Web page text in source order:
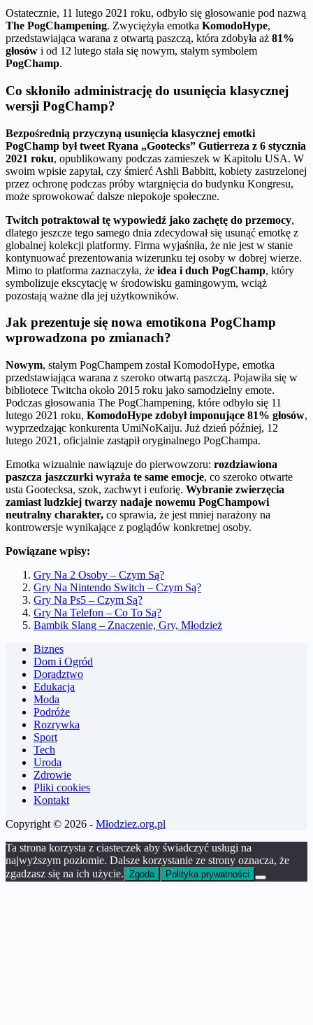
Ostatecznie, 11 lutego 2021 roku, odbyło się głosowanie pod nazwą
The PogChampening. Zwyciężyła emotka KomodoHype,
przedstawiająca warana z otwartą paszczą, która zdobyła aż 81%
głosów i od 12 lutego stała się nowym, stałym symbolem
PogChamp.
Co skłoniło administrację do usunięcia klasycznej
wersji PogChamp?
Bezpośrednią przyczyną usunięcia klasycznej emotki
PogChamp był tweet Ryana „Gootecks” Gutierreza z 6 stycznia
2021 roku, opublikowany podczas zamieszek w Kapitolu USA. W
swoim wpisie zapytał, czy śmierć Ashli Babbitt, kobiety zastrzelonej
przez ochronę podczas próby wtargnięcia do budynku Kongresu,
może sprowokować dalsze niepokoje społeczne.
Twitch potraktował tę wypowiedź jako zachętę do przemocy,
dlatego jeszcze tego samego dnia zdecydował się usunąć emotkę z
globalnej kolekcji platformy. Firma wyjaśniła, że nie jest w stanie
kontynuować prezentowania wizerunku tej osoby w dobrej wierze.
Mimo to platforma zaznaczyła, że idea i duch PogChamp, który
symbolizuje ekscytację w środowisku gamingowym, wciąż
pozostają ważne dla jej użytkowników.
Jak prezentuje się nowa emotikona PogChamp
wprowadzona po zmianach?
Nowym, stałym PogChampem został KomodoHype, emotka
przedstawiająca warana z szeroko otwartą paszczą. Pojawiła się w
bibliotece Twitcha około 2015 roku jako samodzielny emote.
Podczas głosowania The PogChampening, które odbyło się 11
lutego 2021 roku, KomodoHype zdobył imponujące 81% głosów,
wyprzedzając konkurenta UmiNoKaiju. Już dzień później, 12
lutego 2021, oficjalnie zastąpił oryginalnego PogChampa.
Emotka wizualnie nawiązuje do pierwowzoru: rozdziawiona
paszcza jaszczurki wyraża te same emocje, co szeroko otwarte
usta Gootecksa, szok, zachwyt i euforię. Wybranie zwierzęcia
zamiast ludzkiej twarzy nadaje nowemu PogChampowi
neutralny charakter, co sprawia, że jest mniej narażony na
kontrowersje wynikające z poglądów konkretnej osoby.
Powiązane wpisy:
Gry Na 2 Osoby – Czym Są?
Gry Na Nintendo Switch – Czym Są?
Gry Na Ps5 – Czym Są?
Gry Na Telefon – Co To Są?
Bambik Slang – Znaczenie, Gry, Młodzież
Biznes
Dom i Ogród
Doradztwo
Edukacja
Moda
Podróże
Rozrywka
Sport
Tech
Uroda
Zdrowie
Pliki cookies
Kontakt
Copyright © 2026 - Młodziez.org.pl
Ta strona korzysta z ciasteczek aby świadczyć usługi na
najwyższym poziomie. Dalsze korzystanie ze strony oznacza, że
zgadzasz się na ich użycie. Zgoda Polityka prywatności